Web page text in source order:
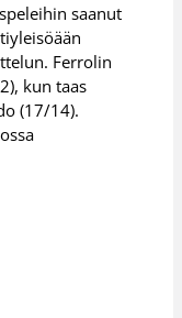
saanut
Ferrolin
kun taas
(17/14).